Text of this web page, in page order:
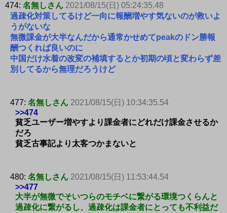
474: 名無しさん 2021/08/15(日) 05:24:35.48
過疎化対策してるけど一向に報酬増やす気ないのが救いよ
うがないな
無微課金が大半なんだから通常かせめてpeakのドン勝報
酬つくれば良いのに
中国だけ水着の改変の補填するとか初期の頃と変わらず差
別してるから無理だろうけど
477: 名無しさん 2021/08/15(日) 10:34:35.54
>>474
貧乏ユーザー増やすより課金者にどれだけ課金させるか
だろ
貧乏古事記より太客つかまないと
480: 名無しさん 2021/08/15(日) 11:53:44.54
>>477
大半が無微でそいつらのモチベに繋がる環境つくらんと
過疎化に繋がるし、過疎化は課金者にとっても不利益だ